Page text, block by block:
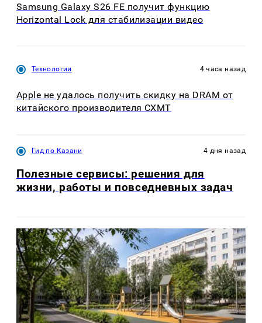
Samsung Galaxy S26 FE получит функцию
Horizontal Lock для стабилизации видео
Технологии 4 часа назад
Apple не удалось получить скидку на DRAM от
китайского производителя CXMT
Гид по Казани 4 дня назад
Полезные сервисы: решения для
жизни, работы и повседневных задач